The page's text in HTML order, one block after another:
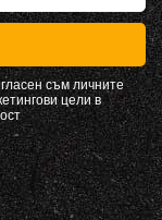
съм личните
цели в